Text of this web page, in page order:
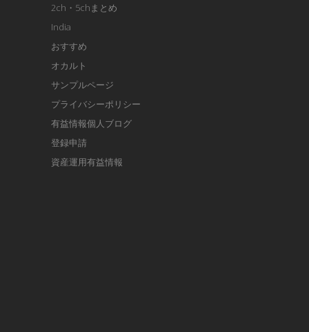
2ch・5chまとめ
India
おすすめ
オカルト
サンプルページ
プライバシーポリシー
有益情報個人ブログ
登録申請
資産運用有益情報